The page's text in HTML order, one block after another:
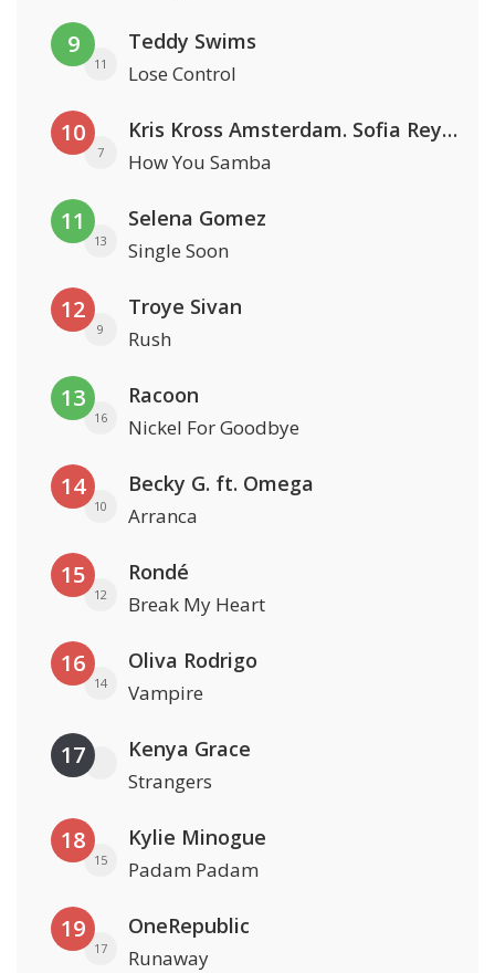
9
11
Teddy Swims
Lose Control
10
7
Kris Kross Amsterdam. Sofia Reyes & Tinie Tempah
How You Samba
11
13
Selena Gomez
Single Soon
12
9
Troye Sivan
Rush
13
16
Racoon
Nickel For Goodbye
14
10
Becky G. ft. Omega
Arranca
15
12
Rondé
Break My Heart
16
14
Oliva Rodrigo
Vampire
17 Kenya Grace
Strangers
18
15
Kylie Minogue
Padam Padam
19
17
OneRepublic
Runaway